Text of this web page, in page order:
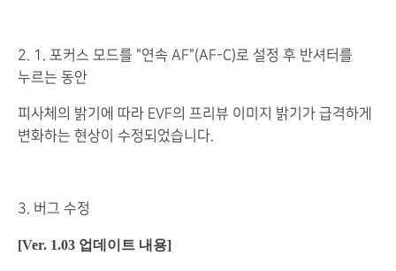
2. 1. 포커스 모드를 "연속 AF"(AF-C)로 설정 후 반셔터를
누르는 동안
피사체의 밝기에 따라 EVF의 프리뷰 이미지 밝기가 급격하게
변화하는 현상이 수정되었습니다.
3. 버그 수정
[Ver. 1.03 업데이트 내용]